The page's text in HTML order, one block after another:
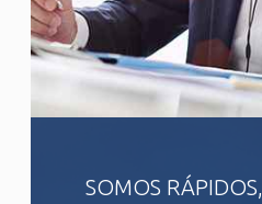
SOMOS RÁPIDOS,